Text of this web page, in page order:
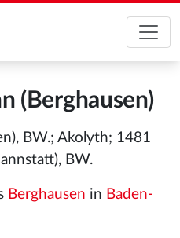
(Berghausen)
BW.; Akolyth; 1481
BW.
Berghausen in Baden-